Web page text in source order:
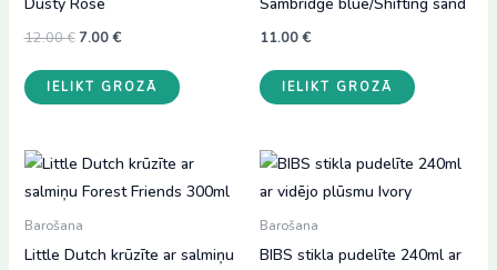
12.00€ Original
was:
12.00 €.
7.00€Current
is:
7.00 €.
IELIKT GROZĀ
11.00€
IELIKT GROZĀ
Barošana
Little Dutch krūzīte ar salmiņu
Barošana
BIBS stikla pudelīte 240ml ar